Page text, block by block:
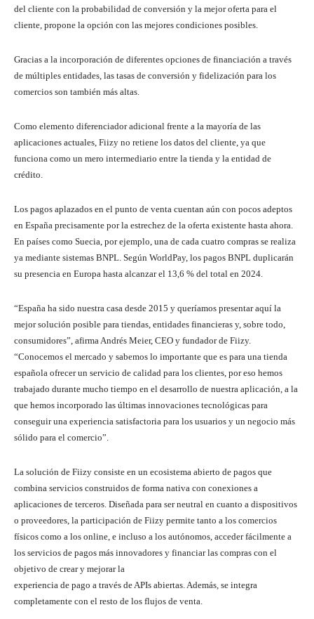
del cliente con la probabilidad de conversión y la mejor oferta para el
cliente, propone la opción con las mejores condiciones posibles.
Gracias a la incorporación de diferentes opciones de financiación a través
de múltiples entidades, las tasas de conversión y fidelización para los
comercios son también más altas.
Como elemento diferenciador adicional frente a la mayoría de las
aplicaciones actuales, Fiizy no retiene los datos del cliente, ya que
funciona como un mero intermediario entre la tienda y la entidad de
crédito.
Los pagos aplazados en el punto de venta cuentan aún con pocos adeptos
en España precisamente por la estrechez de la oferta existente hasta ahora.
En países como Suecia, por ejemplo, una de cada cuatro compras se realiza
ya mediante sistemas BNPL. Según WorldPay, los pagos BNPL duplicarán
su presencia en Europa hasta alcanzar el 13,6 % del total en 2024.
“España ha sido nuestra casa desde 2015 y queríamos presentar aquí la
mejor solución posible para tiendas, entidades financieras y, sobre todo,
consumidores”, afirma Andrés Meier, CEO y fundador de Fiizy.
“Conocemos el mercado y sabemos lo importante que es para una tienda
española ofrecer un servicio de calidad para los clientes, por eso hemos
trabajado durante mucho tiempo en el desarrollo de nuestra aplicación, a la
que hemos incorporado las últimas innovaciones tecnológicas para
conseguir una experiencia satisfactoria para los usuarios y un negocio más
sólido para el comercio”.
La solución de Fiizy consiste en un ecosistema abierto de pagos que
combina servicios construidos de forma nativa con conexiones a
aplicaciones de terceros. Diseñada para ser neutral en cuanto a dispositivos
o proveedores, la participación de Fiizy permite tanto a los comercios
físicos como a los online, e incluso a los autónomos, acceder fácilmente a
los servicios de pagos más innovadores y financiar las compras con el
objetivo de crear y mejorar la
experiencia de pago a través de APIs abiertas. Además, se integra
completamente con el resto de los flujos de venta.